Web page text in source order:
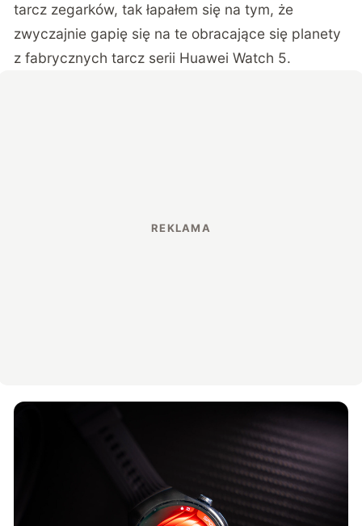
tarcz zegarków, tak łapałem się na tym, że
zwyczajnie gapię się na te obracające się planety
z fabrycznych tarcz serii Huawei Watch 5.